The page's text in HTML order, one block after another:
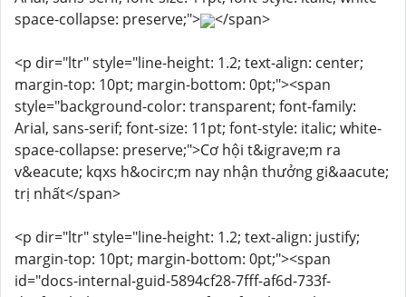
space-collapse: preserve;">
</span>
<p dir="ltr" style="line-height: 1.2; text-align: center;
margin-top: 10pt; margin-bottom: 0pt;"><span
style="background-color: transparent; font-family:
Arial, sans-serif; font-size: 11pt; font-style: italic; white-
space-collapse: preserve;">Cơ hội t&igrave;m ra
v&eacute; kqxs h&ocirc;m nay nhận thưởng gi&aacute;
trị nhất</span>
<p dir="ltr" style="line-height: 1.2; text-align: justify;
margin-top: 10pt; margin-bottom: 0pt;"><span
id="docs-internal-guid-5894cf28-7fff-af6d-733f-